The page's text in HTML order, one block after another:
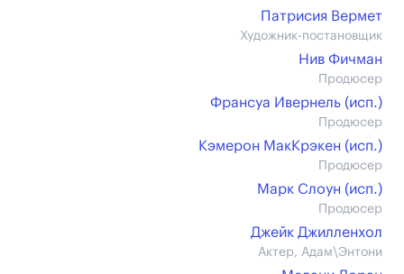
Патрисия Вермет
Художник-постановщик
Нив Фичман
Продюсер
Франсуа Ивернель (иcп.)
Продюсер
Кэмерон МакКрэкен (иcп.)
Продюсер
Марк Слоун (иcп.)
Продюсер
Джейк Джилленхол
Актер, Адам\Энтони